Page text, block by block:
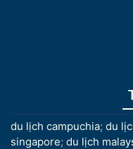
du lịch campuchia; du
singapore; du lịch